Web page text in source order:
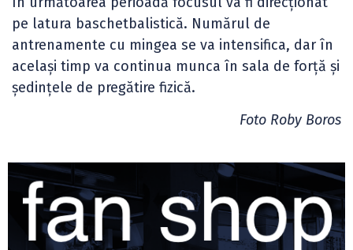
pe latura baschetbalistică. Numărul de
antrenamente cu mingea se va intensifica, dar în
același timp va continua munca în sala de forță și
ședințele de pregătire fizică.
Foto Roby Boros